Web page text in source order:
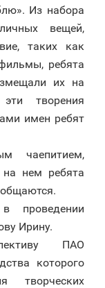
Из набора
вещей,
таких как
ребята
их на
творения
имен ребят
чаепитием,
нем ребята
проведении
Ирину.
ПАО
которого
творческих